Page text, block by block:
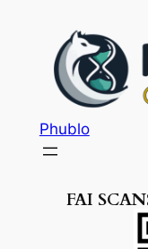
Phublo
FAI